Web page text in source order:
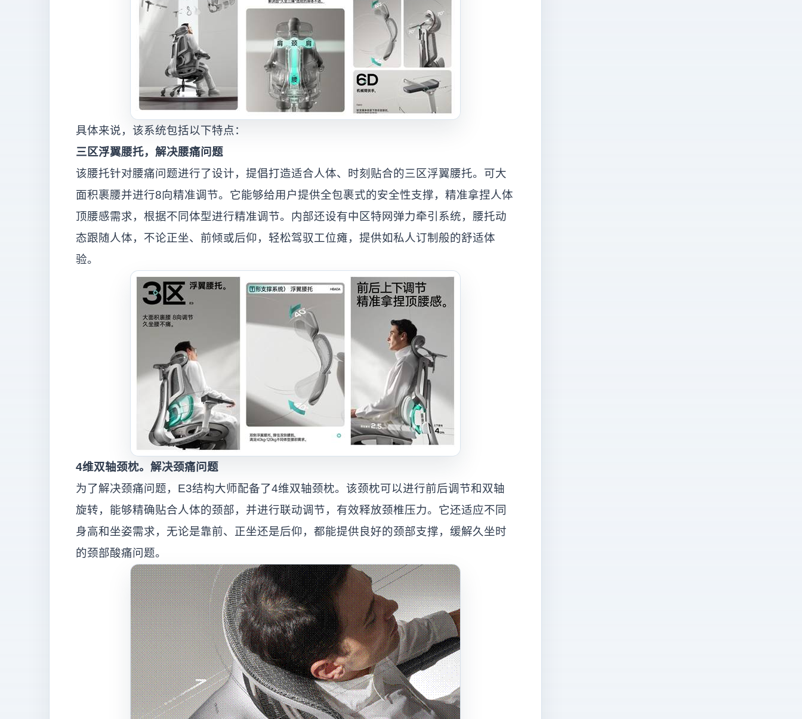
具体来说，该系统包括以下特点：
三区浮翼腰托，解决腰痛问题
该腰托针对腰痛问题进行了设计，提倡打造适合人体、时刻贴合的三区浮翼腰托。可大
面积裹腰并进行8向精准调节。它能够给用户提供全包裹式的安全性支撑，精准拿捏人体
顶腰感需求，根据不同体型进行精准调节。内部还设有中区特网弹力牵引系统，腰托动
态跟随人体，不论正坐、前倾或后仰，轻松驾驭工位瘫，提供如私人订制般的舒适体
验。
4维双轴颈枕。解决颈痛问题
为了解决颈痛问题，E3结构大师配备了4维双轴颈枕。该颈枕可以进行前后调节和双轴
旋转，能够精确贴合人体的颈部，并进行联动调节，有效释放颈椎压力。它还适应不同
身高和坐姿需求，无论是靠前、正坐还是后仰，都能提供良好的颈部支撑，缓解久坐时
的颈部酸痛问题。